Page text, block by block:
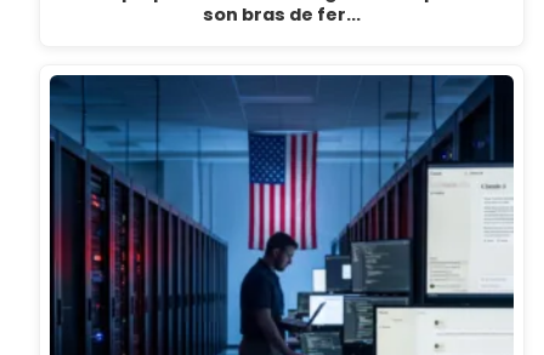
son bras de fer…